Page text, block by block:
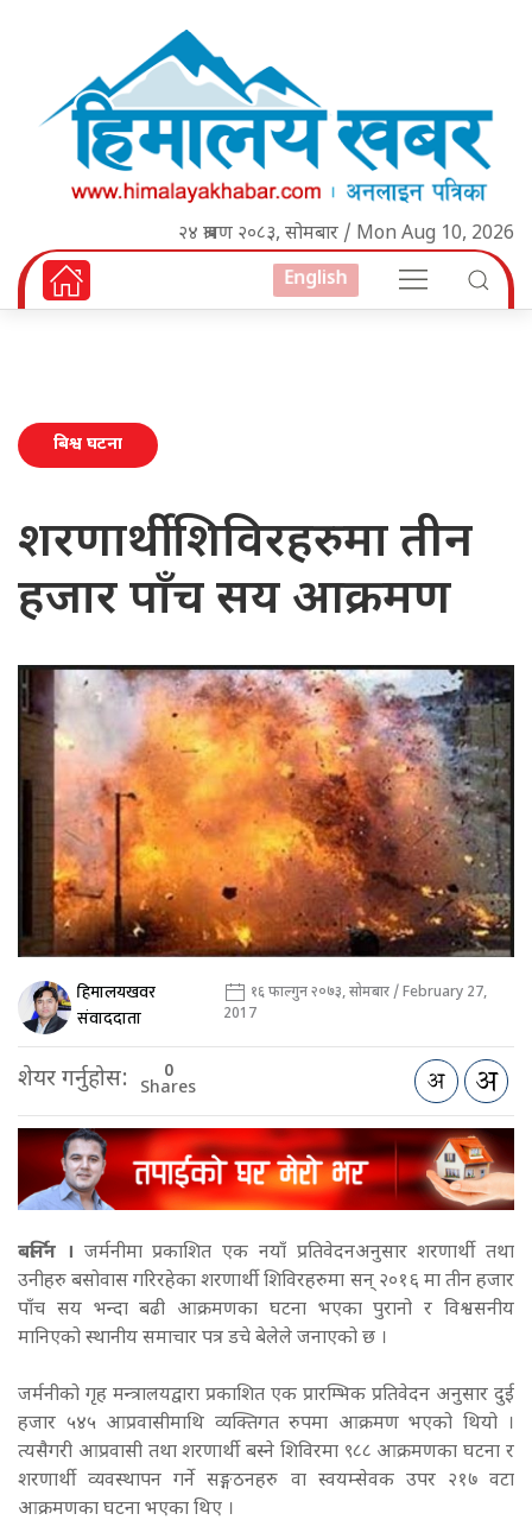
२४ श्रावण २०८३, सोमबार / Mon Aug 10, 2026
English
बिश्व घटना
शरणार्थी शिविरहरुमा तीन
हजार पाँच सय आक्रमण
हिमालयखवर
संवाददाता
१६ फाल्गुन २०७३, सोमबार / February 27,
2017
शेयर गर्नुहोस: 0
Shares
बर्लिन । जर्मनीमा प्रकाशित एक नयाँ प्रतिवेदनअनुसार शरणार्थी तथा
उनीहरु बसोवास गरिरहेका शरणार्थी शिविरहरुमा सन् २०१६ मा तीन हजार
पाँच सय भन्दा बढी आक्रमणका घटना भएका पुरानो र विश्वसनीय
मानिएको स्थानीय समाचार पत्र डचे बेलेले जनाएको छ ।
जर्मनीको गृह मन्त्रालयद्वारा प्रकाशित एक प्रारम्भिक प्रतिवेदन अनुसार दुई
हजार ५४५ आप्रवासीमाथि व्यक्तिगत रुपमा आक्रमण भएको थियो ।
त्यसैगरी आप्रवासी तथा शरणार्थी बस्ने शिविरमा ९८८ आक्रमणका घटना र
शरणार्थी व्यवस्थापन गर्ने सङ्गठनहरु वा स्वयम्सेवक उपर २१७ वटा
आक्रमणका घटना भएका थिए ।